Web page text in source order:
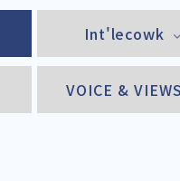
Int'lecowk
VOICE & VIEWS